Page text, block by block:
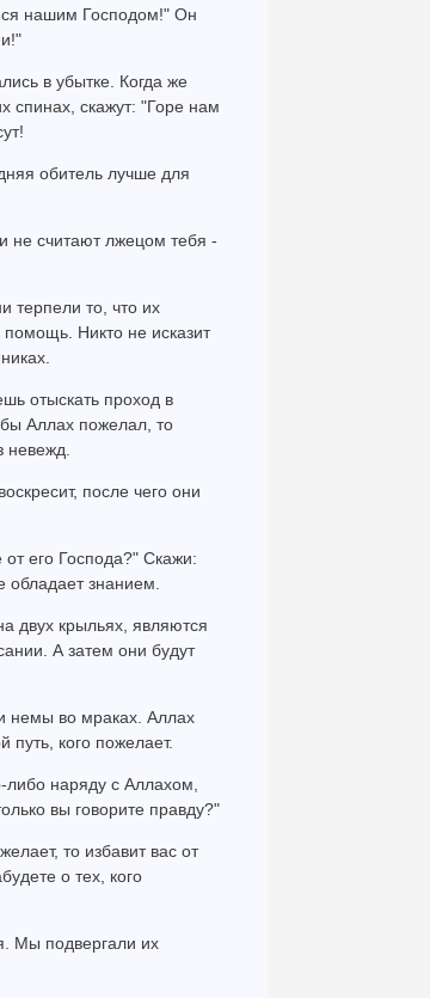
нашим Господом!" Он
в убытке. Когда же
спинах, скажут: "Горе нам
обитель лучше для
не считают лжецом тебя -
терпели то, что их
Никто не исказит
отыскать проход в
Аллах пожелал, то
невежд.
после чего они
его Господа?" Скажи:
обладает знанием.
двух крыльях, являются
А затем они будут
немы во мраках. Аллах
путь, кого пожелает.
либо наряду с Аллахом,
вы говорите правду?"
то избавит вас от
о тех, кого
Мы подвергали их